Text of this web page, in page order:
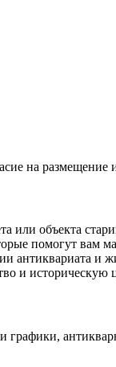
на
объекта
помогут вам
антиквариата
и историческую
графики,